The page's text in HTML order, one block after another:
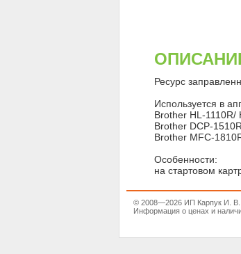
Ресурс
Используется в
Brother HL-1110R/
Brother DCP-
Brother MFC-
Особенности:
на стартовом
© 2008—2026 ИП Карпук И. В.
Информация о ценах и